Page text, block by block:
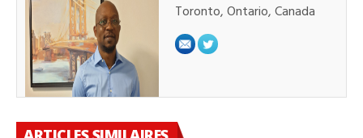
Toronto, Ontario, Canada